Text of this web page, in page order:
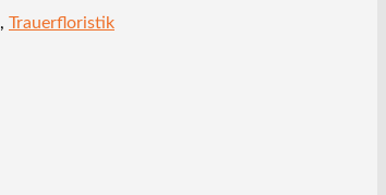
, Trauerfloristik